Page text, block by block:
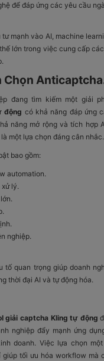
để đáp ứng các yêu cầu
tư mạnh vào AI, machine
lớn trong việc cung cấp
Chọn
đang tìm kiếm một giải
động có khả năng đáp ứng
năng mở rộng và tích hợp
là một lựa chọn đáng cân nhắc.
bao gồm:
automation.
xử lý.
nghiệp.
tố quan trọng giúp doanh
thời đại AI và tự động hóa.
giải captcha Kling tự động
nghiệp đẩy mạnh ứng
doanh. Việc lựa chọn
giúp tối ưu hóa workflow mà